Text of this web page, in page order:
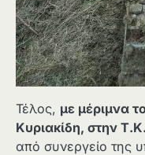
Τέλος, με μέριμνα
Κυριακίδη, στην
από συνεργείο της